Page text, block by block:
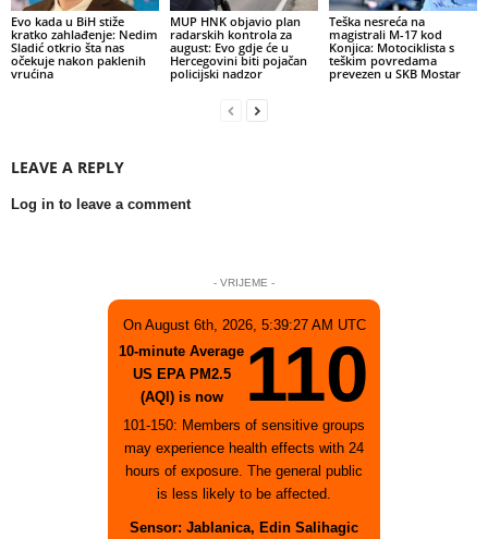
Evo kada u BiH stiže
kratko zahlađenje: Nedim
Sladić otkrio šta nas
očekuje nakon paklenih
vrućina
MUP HNK objavio plan
radarskih kontrola za
august: Evo gdje će u
Hercegovini biti pojačan
policijski nadzor
Teška nesreća na
magistrali M-17 kod
Konjica: Motociklista s
teškim povredama
prevezen u SKB Mostar
LEAVE A REPLY
Log in to leave a comment
- VRIJEME -
On August 6th, 2026, 5:39:27 AM UTC
10-minute Average
US EPA PM2.5
(AQI) is now
110
101-150: Members of sensitive groups
may experience health effects with 24
hours of exposure. The general public
is less likely to be affected.
Sensor: Jablanica, Edin Salihagic